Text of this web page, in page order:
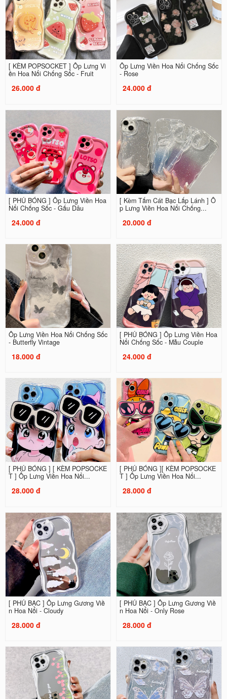
[ KÈM POPSOCKET ] Ốp Lưng Vi
ền Hoa Nổi Chống Sốc - Fruit
26.000 đ
Ốp Lưng Viền Hoa Nổi Chống Sốc
- Rose
24.000 đ
[ PHỦ BÓNG ] Ốp Lưng Viền Hoa
Nổi Chống Sốc - Gấu Dâu
24.000 đ
[ Kèm Tấm Cát Bạc Lấp Lánh ] Ố
p Lưng Viền Hoa Nổi Chống...
20.000 đ
Ốp Lưng Viền Hoa Nổi Chống Sốc
- Butterfly Vintage
18.000 đ
[ PHỦ BÓNG ] Ốp Lưng Viền Hoa
Nổi Chống Sốc - Mẫu Couple
24.000 đ
[ PHỦ BÓNG ] [ KÈM POPSOCKE
T ] Ốp Lưng Viền Hoa Nổi...
28.000 đ
[ PHỦ BÓNG ][ KÈM POPSOCKE
T ] Ốp Lưng Viền Hoa Nổi...
28.000 đ
[ PHỦ BẠC ] Ốp Lưng Gương Viề
n Hoa Nổi - Cloudy
28.000 đ
[ PHỦ BẠC ] Ốp Lưng Gương Viề
n Hoa Nổi - Only Rose
28.000 đ